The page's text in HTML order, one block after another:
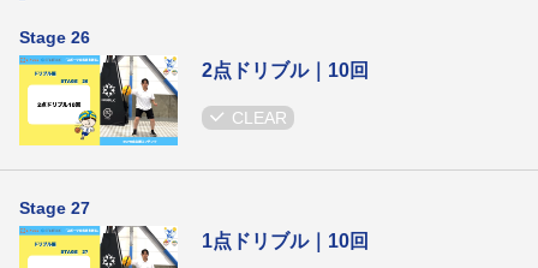
Stage 26
2点ドリブル｜10回
CLEAR
Stage 27
1点ドリブル｜10回